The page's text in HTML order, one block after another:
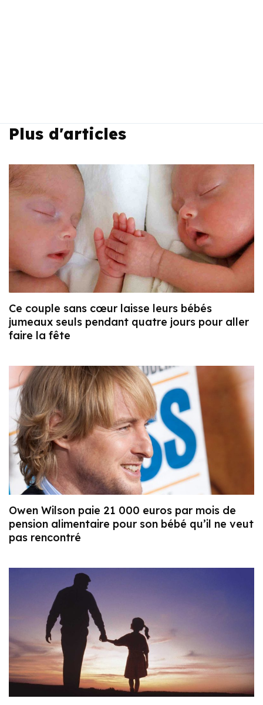
Plus d'articles
Ce couple sans cœur laisse leurs bébés
jumeaux seuls pendant quatre jours pour aller
faire la fête
Owen Wilson paie 21 000 euros par mois de
pension alimentaire pour son bébé qu’il ne veut
pas rencontré